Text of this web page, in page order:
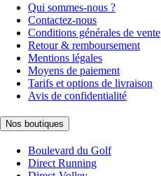
Qui sommes-nous ?
Contactez-nous
Conditions générales de vente
Retour & remboursement
Mentions légales
Moyens de paiement
Tarifs et options de livraison
Avis de confidentialité
Nos boutiques
Boulevard du Golf
Direct Running